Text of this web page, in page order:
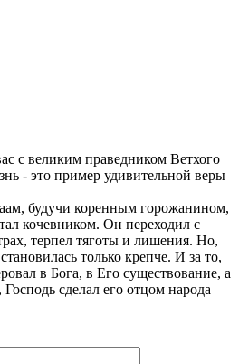
с великим праведником Ветхого
- это пример удивительной веры
будучи коренным горожанином,
кочевником. Он переходил с
терпел тяготы и лишения. Но,
только крепче. И за то,
в Бога, в Его существование, а
сделал его отцом народа